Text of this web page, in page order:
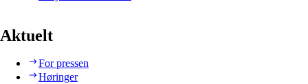
Aktuelt
For pressen
Høringer